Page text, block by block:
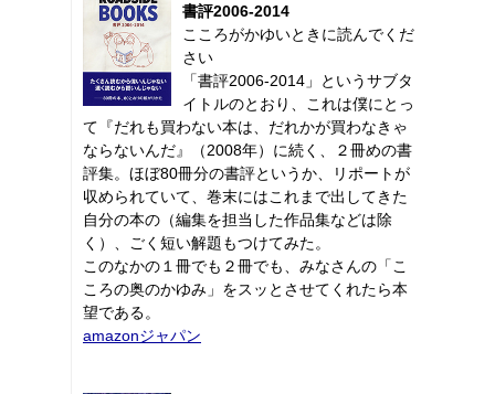
書評2006-2014
こころがかゆいときに読んでくだ
さい
「書評2006-2014」というサブタ
イトルのとおり、これは僕にとっ
て『だれも買わない本は、だれかが買わなきゃ
ならないんだ』（2008年）に続く、２冊めの書
評集。ほぼ80冊分の書評というか、リポートが
収められていて、巻末にはこれまで出してきた
自分の本の（編集を担当した作品集などは除
く）、ごく短い解題もつけてみた。
このなかの１冊でも２冊でも、みなさんの「こ
ころの奥のかゆみ」をスッとさせてくれたら本
望である。
amazonジャパン